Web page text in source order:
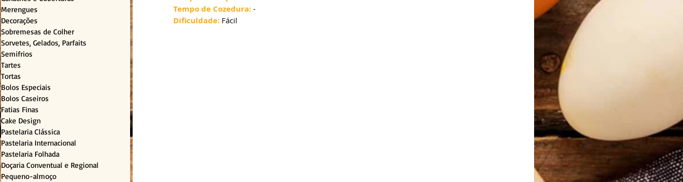
Merengues
Decorações
Sobremesas de Colher
Sorvetes, Gelados, Parfaits
Semifrios
Tartes
Tortas
Bolos Especiais
Bolos Caseiros
Fatias Finas
Cake Design
Pastelaria Clássica
Pastelaria Internacional
Pastelaria Folhada
Doçaria Conventual e Regional
Pequeno-almoço
Tempo de Cozedura: -
Dificuldade: Fácil